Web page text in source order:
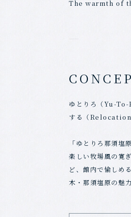
The warmth of
ゆとりろ（Yu-
する（Relocation
「ゆとりろ那須塩
楽しい牧場風の寛
ど、館内で愉しめ
木・那須塩原の魅